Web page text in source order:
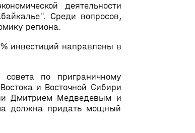
деятельности
Среди вопросов,
региона.
инвестиций направлены в
совета по приграничному
и Восточной Сибири
Дмитрием Медведевым и
должна придать мощный